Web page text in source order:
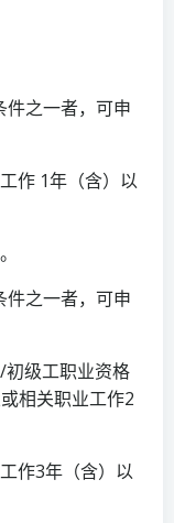
之一者，可申
作 1年（含）以
之一者，可申
级工职业资格
相关职业工作2
作3年（含）以